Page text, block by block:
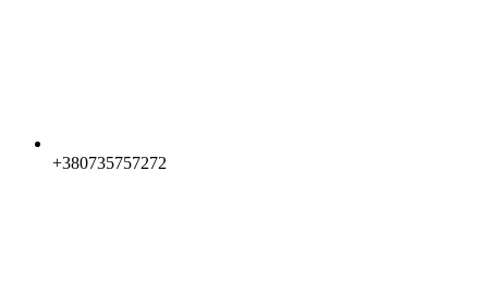
+380735757272